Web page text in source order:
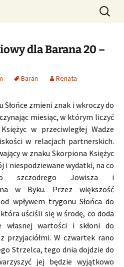
horoskop
i
astrologiczne
Szukaj:
dla Barana 20 –
Baran Renata
Słońce zmieni znak i wkroczy do
miesiąc, w którym liczyć
w przeciwległej Wadze
w relacjach partnerskich.
w znaku Skorpiona Księżyc
i niespodziewane wydatki, na co
szczodrego Jowisza i
w Byku. Przez większość
wpływem trygonu Słońca do
uściśli się w środę, co doda
własnej wartości i skłoni do
przyjaciółmi. W czwartek rano
Strzelca, tego dnia dojdzie do
jej będzie wyjątkowo